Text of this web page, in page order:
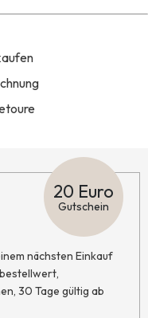
20 Euro
Gutschein
nächsten Einkauf
30 Tage gültig ab